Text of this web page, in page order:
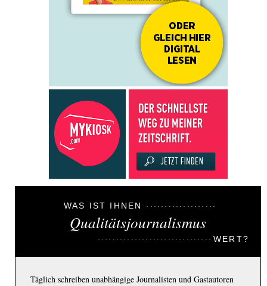
WAS IST IHNEN
Qualitätsjournalismus
WERT?
Täglich schreiben unabhängige Journalisten und Gastautoren